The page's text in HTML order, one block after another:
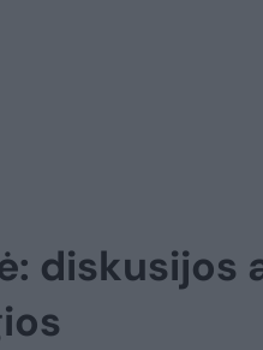
diskusijos